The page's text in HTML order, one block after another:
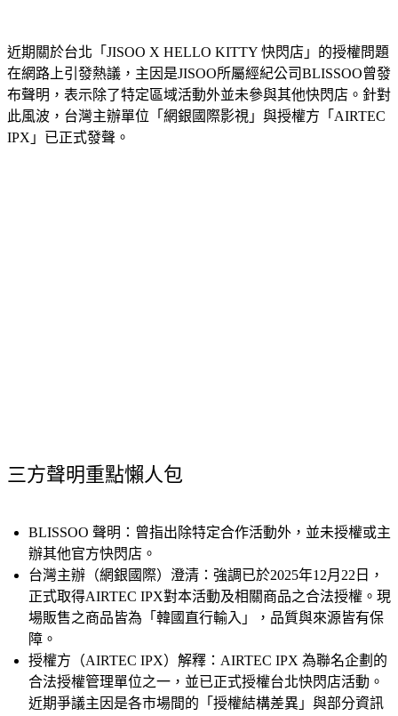
在網路上引發熱議，主因是JISOO所屬經紀公司BLISSOO曾發
布聲明，表示除了特定區域活動外並未參與其他快閃店。針對
此風波，台灣主辦單位「網銀國際影視」與授權方「AIRTEC
IPX」已正式發聲。
辦其他官方快閃店。
台灣主辦（網銀國際）澄清：
正式取得AIRTEC IPX對本活動及相關商品之合法授權。現
場販售之商品皆為「韓國直行輸入」，品質與來源皆有保
障。
授權方（AIRTEC IPX）解釋：
合法授權管理單位之一，並已正式授權台北快閃店活動。
近期爭議主因是各市場間的「授權結構差異」與部分資訊
呈現不完整，導致外界對其他地區合法授權活動產生誤